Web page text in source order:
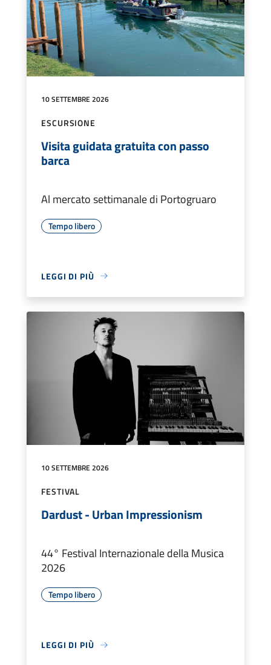
10 SETTEMBRE 2026
ESCURSIONE
Visita guidata gratuita con passo
barca
Al mercato settimanale di Portogruaro
Tempo libero
LEGGI DI PIÙ
10 SETTEMBRE 2026
FESTIVAL
Dardust - Urban Impressionism
44° Festival Internazionale della Musica
2026
Tempo libero
LEGGI DI PIÙ